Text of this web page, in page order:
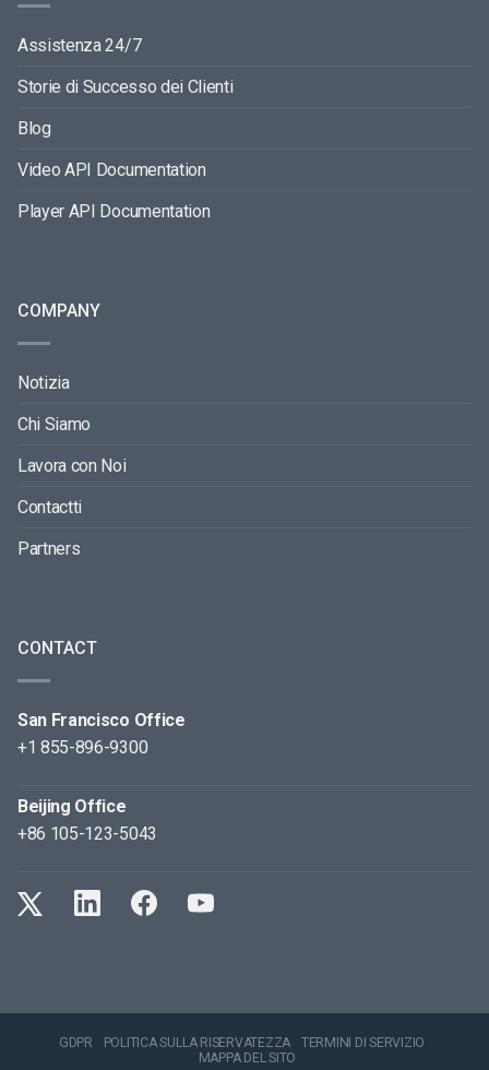
Assistenza 24/7
Storie di Successo dei Clienti
Blog
Video API Documentation
Player API Documentation
COMPANY
Notizia
Chi Siamo
Lavora con Noi
Contactti
Partners
CONTACT
San Francisco Office
+1 855-896-9300
Beijing Office
+86 105-123-5043
GDPR POLITICA SULLA RISERVATEZZA
TERMINI DI SERVIZIO
MAPPA DEL SITO